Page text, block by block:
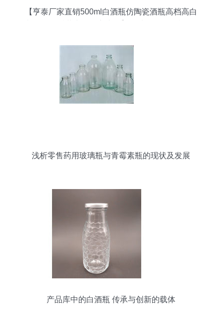
【亨泰厂家直销500ml白酒瓶仿陶瓷酒瓶高档高白
浅析零售药用玻璃瓶与青霉素瓶的现状及发展
产品库中的白酒瓶 传承与创新的载体